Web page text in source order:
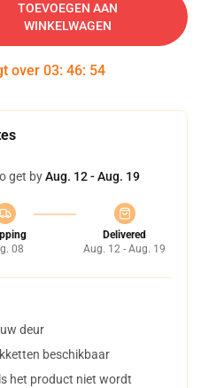
TOEVOEGEN AAN
WINKELWAGEN
over 03: 46: 53
get byAug. 12 - Aug. 19
08
Delivered
Aug. 12 - Aug. 19
deur
beschikbaar
het product niet wordt